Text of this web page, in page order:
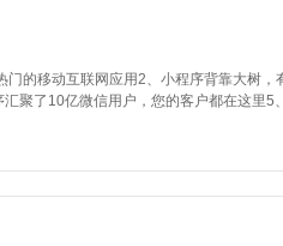
门的移动互联网应用2、小程序背靠大树
聚了10亿微信用户，您的客户都在这里5